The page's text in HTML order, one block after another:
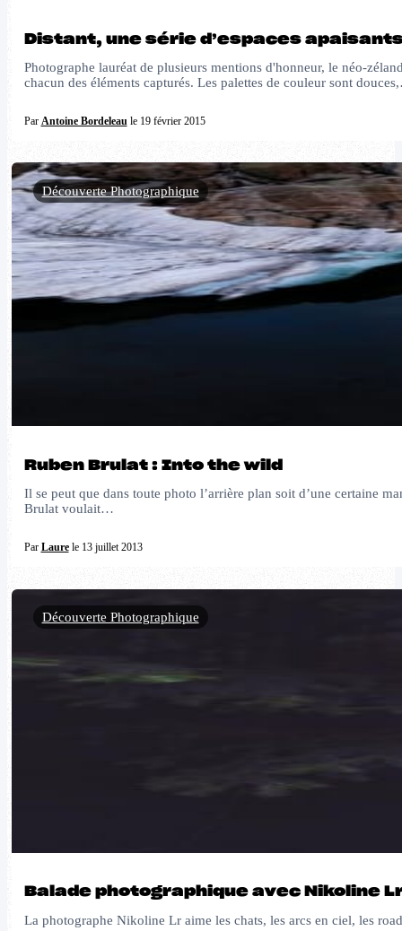
Distant, une série d’espaces
Photographe lauréat de plusieurs mentions d'honneur, le néo-
chacun des éléments capturés. Les palettes de couleur sont
Par Antoine Bordeleaule 19 février 2015
Ruben Brulat : Into the wild
Il se peut que dans toute photo l’arrière plan soit d’une certaine
Brulat voulait…
Par Laurele 13 juillet 2013
Découverte Photographique
Balade photographique avec Nikoline
La photographe Nikoline Lr aime les chats, les arcs en ciel, les
Découverte Photographique